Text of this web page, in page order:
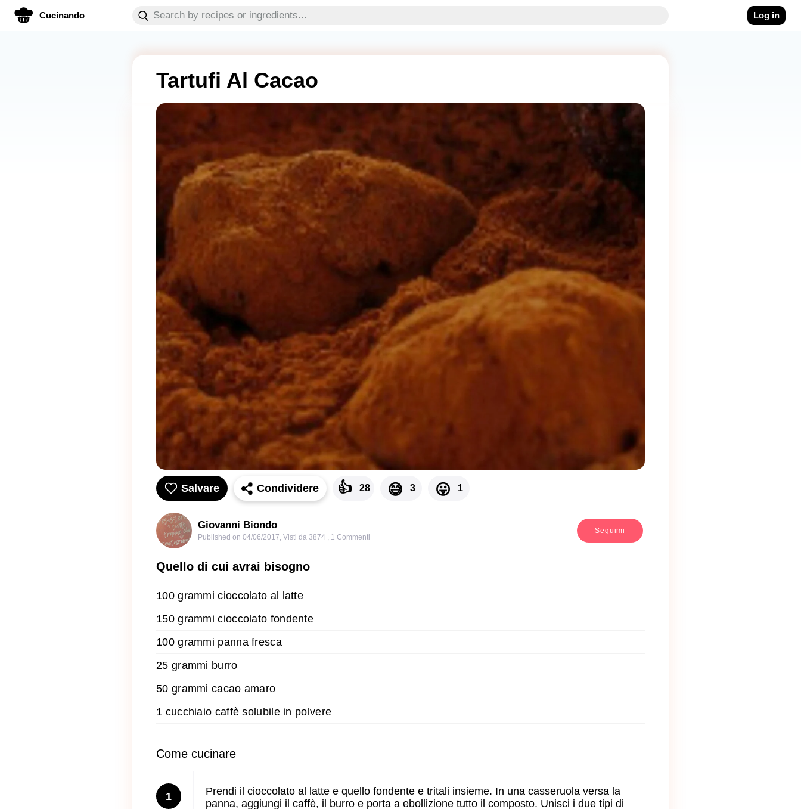
Cucinando Log in
Tartufi Al Cacao
Salvare Condividere 👍 28 😅 3 😛 1
Giovanni Biondo
Published on 04/06/2017, Visti da 3874 , 1 Commenti
Seguimi
Quello di cui avrai bisogno
100 grammi cioccolato al latte
150 grammi cioccolato fondente
100 grammi panna fresca
25 grammi burro
50 grammi cacao amaro
1 cucchiaio caffè solubile in polvere
Come cucinare
1
Prendi il cioccolato al latte e quello fondente e tritali insieme. In una casseruola versa la
panna, aggiungi il caffè, il burro e porta a ebollizione tutto il composto. Unisci i due tipi di